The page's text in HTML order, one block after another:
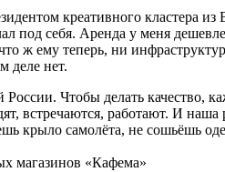
креативного кластера
под себя. Аренда у меня
ж ему теперь, ни
деле нет.
России. Чтобы делать
встречаются, работают. И
крыло самолёта, не сошьёшь
магазинов «Кафема»